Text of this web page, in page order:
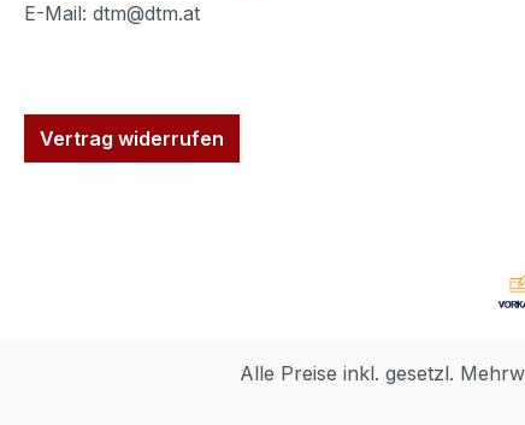
E-Mail: dtm@dtm.at
Vertrag widerrufen
Alle Preise inkl. gesetzl.